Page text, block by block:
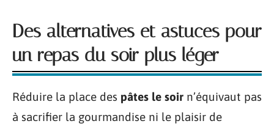
Des alternatives et astuces pour
un repas du soir plus léger
Réduire la place des pâtes le soir n’équivaut pas
à sacrifier la gourmandise ni le plaisir de